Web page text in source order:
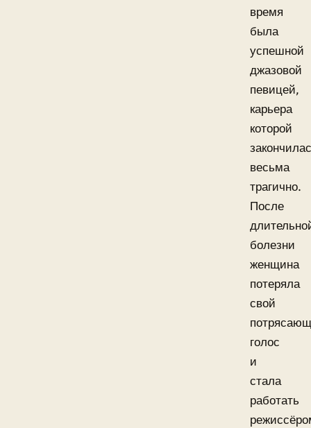
время
была
успешной
джазовой
певицей,
карьера
которой
весьма
трагично.
После
болезни
женщина
потеряла
свой
голос
и
стала
работать